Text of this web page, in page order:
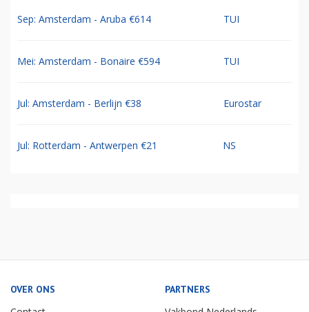
Sep: Amsterdam - Aruba €614 TUI
Mei: Amsterdam - Bonaire €594 TUI
Jul: Amsterdam - Berlijn €38 Eurostar
Jul: Rotterdam - Antwerpen €21 NS
OVER ONS PARTNERS